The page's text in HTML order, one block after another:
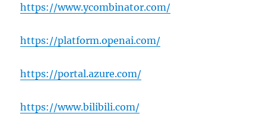
https://www.ycombinator.com/
https://platform.openai.com/
https://portal.azure.com/
https://www.bilibili.com/